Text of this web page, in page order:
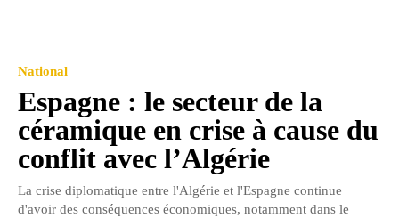
National
Espagne : le secteur de la
céramique en crise à cause du
conflit avec l’Algérie
La crise diplomatique entre l'Algérie et l'Espagne continue
d'avoir des conséquences économiques, notamment dans le